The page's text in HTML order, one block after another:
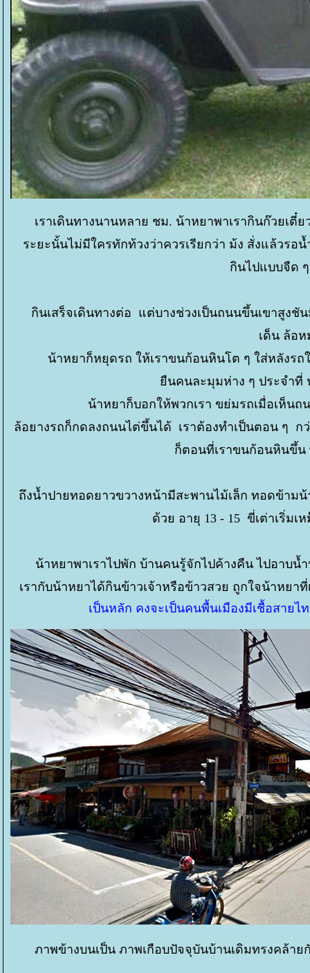
เราเดินทางนานหลาย ชม. น้าหยาพาเรากินก๊วยเตี๋
ระยะนั้นไม่มีใครทักท้วงว่าควรเรียกว่า ม้ง สั่งแล้วร
กินไปแบบจืด
กินเสร็จเดินทางต่อ แต่บางช่วงเป็นถนนขึ้นเขาสูงชั
เด็น ล้อ
น้าหยาก็หยุดรถ ให้เราขนก้อนหินโต ๆ ใส่หลังร
นคนละมุมห่าง ๆ ประจำที่
น้าหยาก็บอกให้พวกเรา ขย่มรถเมื่อเห็น
ล้อยางรถก็กดลงถนนไต่ขึ้นได้ เราต้องทำเป็นตอน ๆ
ก็ตอนที่เราขนก้อนหินขึ้
ถึงน้ำปายทอดยาวขวางหน้ามีสะพานไม้เล็ก ทอดข้าม
ด้วย อายุ 13 - 15 ขี่เต่าเริ่ม
น้าหยาพาเราไปพัก บ้านคนรู้จักไปค้างคืน ไปอาบ
เรากับน้าหยาได้กินข้าวเจ้าหรือข้าวสวย ถูกใจน้าหยา
เป็นหลัก คงจะเป็นคนพื้นเมืองมีเชื้อสาย
ภาพข้างบนเป็น ภาพเกือบปัจจุบันบ้านเดิมทรงคล้า